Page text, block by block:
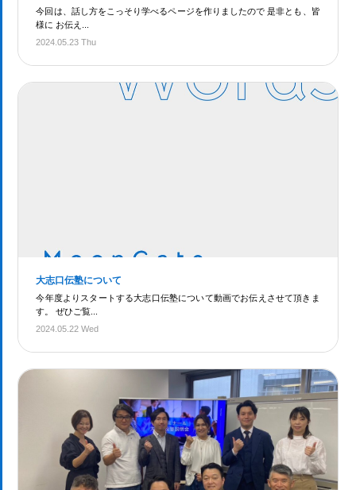
今回は、話し方をこっそり学べるページを作りましたので 是非とも、皆
様に お伝え...
2024.05.23 Thu
大志口伝塾について
今年度よりスタートする大志口伝塾について動画でお伝えさせて頂きま
す。 ぜひご覧...
2024.05.22 Wed